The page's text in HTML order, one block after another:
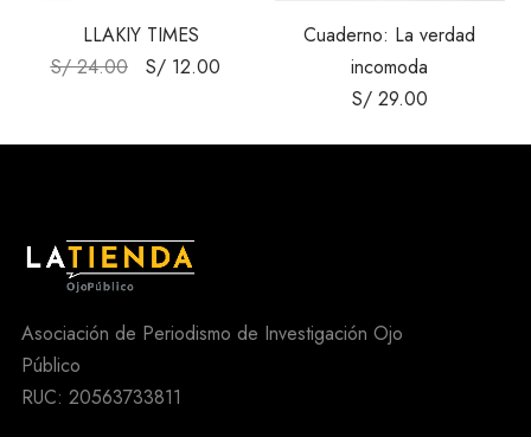
LLAKIY TIMES
S/24.00 S/12.00
Cuaderno: La verdad
incomoda
S/29.00
Asociación de Periodismo de Investigación Ojo
Público
RUC: 20563733811